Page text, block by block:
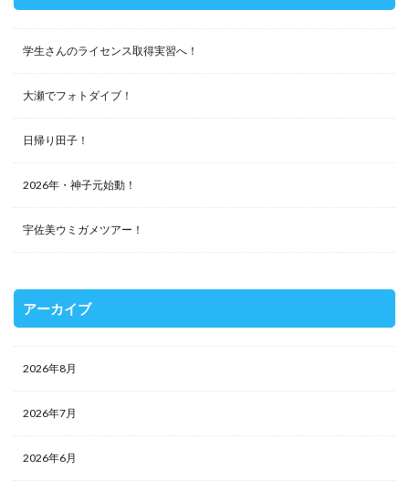
学生さんのライセンス取得実習へ！
大瀬でフォトダイブ！
日帰り田子！
2026年・神子元始動！
宇佐美ウミガメツアー！
アーカイブ
2026年8月
2026年7月
2026年6月